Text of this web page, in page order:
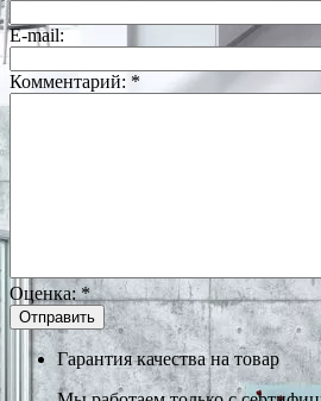
E-mail:
Комментарий: *
Оценка:*
Гарантия качества на товар